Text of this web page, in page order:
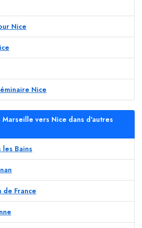
Nice
Nice
vers Nice dans d'autres
Bains
de France